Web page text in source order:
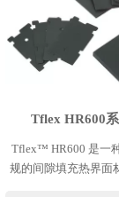
Tflex HR600
Tflex™ HR600 是一
规的间隙填充热界面